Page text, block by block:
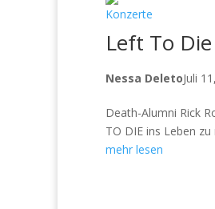
Konzerte
Left To
Nessa DeletoJuli
Death-Alumni Rick
TO DIE ins Leben
mehr lesen